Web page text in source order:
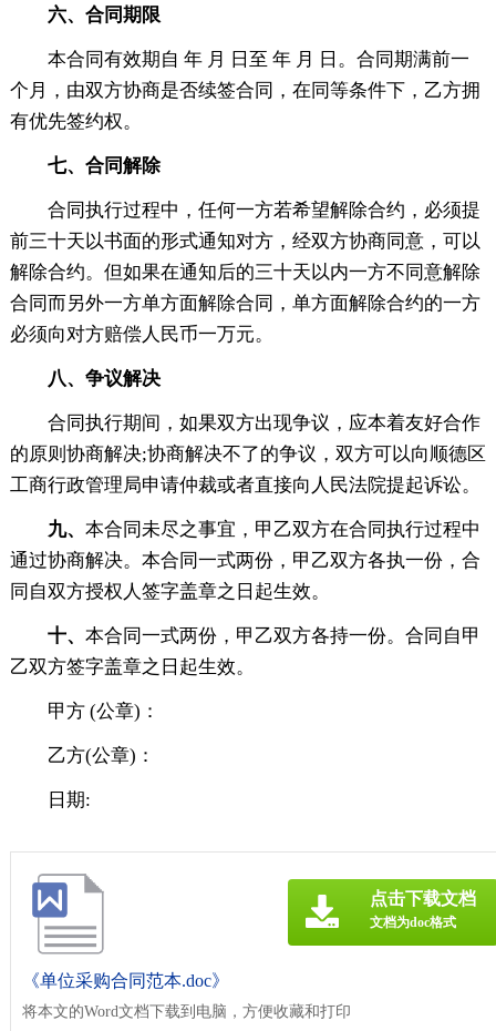
六、合同期限
本合同有效期自 年 月 日至 年 月 日。合同期满前一
个月，由双方协商是否续签合同，在同等条件下，乙方拥
有优先签约权。
七、合同解除
合同执行过程中，任何一方若希望解除合约，必须提
前三十天以书面的形式通知对方，经双方协商同意，可以
解除合约。但如果在通知后的三十天以内一方不同意解除
合同而另外一方单方面解除合同，单方面解除合约的一方
必须向对方赔偿人民币一万元。
八、争议解决
合同执行期间，如果双方出现争议，应本着友好合作
的原则协商解决;协商解决不了的争议，双方可以向顺德区
工商行政管理局申请仲裁或者直接向人民法院提起诉讼。
九、 本合同未尽之事宜，甲乙双方在合同执行过程中
通过协商解决。本合同一式两份，甲乙双方各执一份，合
同自双方授权人签字盖章之日起生效。
十、 本合同一式两份，甲乙双方各持一份。合同自甲
乙双方签字盖章之日起生效。
甲方 (公章)：
乙方(公章)：
日期:
《单位采购合同范本.doc》
将本文的Word文档下载到电脑，方便收藏和打印
点击下载文档
文档为doc格式